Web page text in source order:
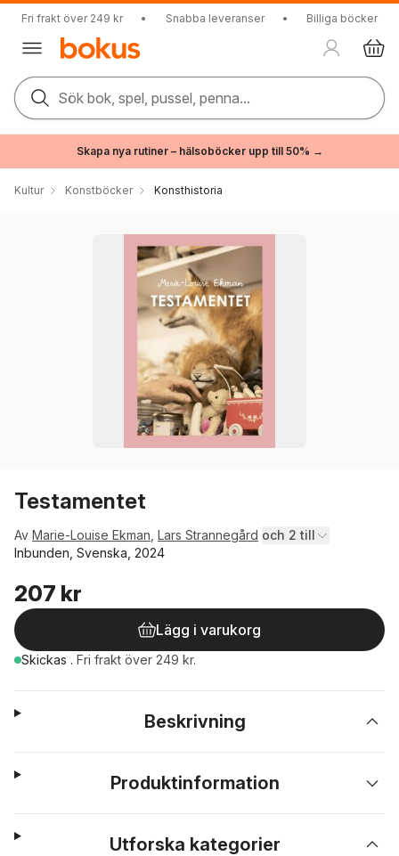
Fri frakt över 249 kr • Snabba leveranser • Billiga böcker
Sök bok, spel, pussel, penna...
Skapa nya rutiner – hälsoböcker upp till 50% →
Kultur Konstböcker Konsthistoria
Testamentet
Av Marie-Louise Ekman Lars Strannegård och 2 till
Inbunden, Svenska, 2024
207 kr
Lägg i varukorg
Skickas . Fri frakt över 249 kr.
Beskrivning
Produktinformation
Utforska kategorier